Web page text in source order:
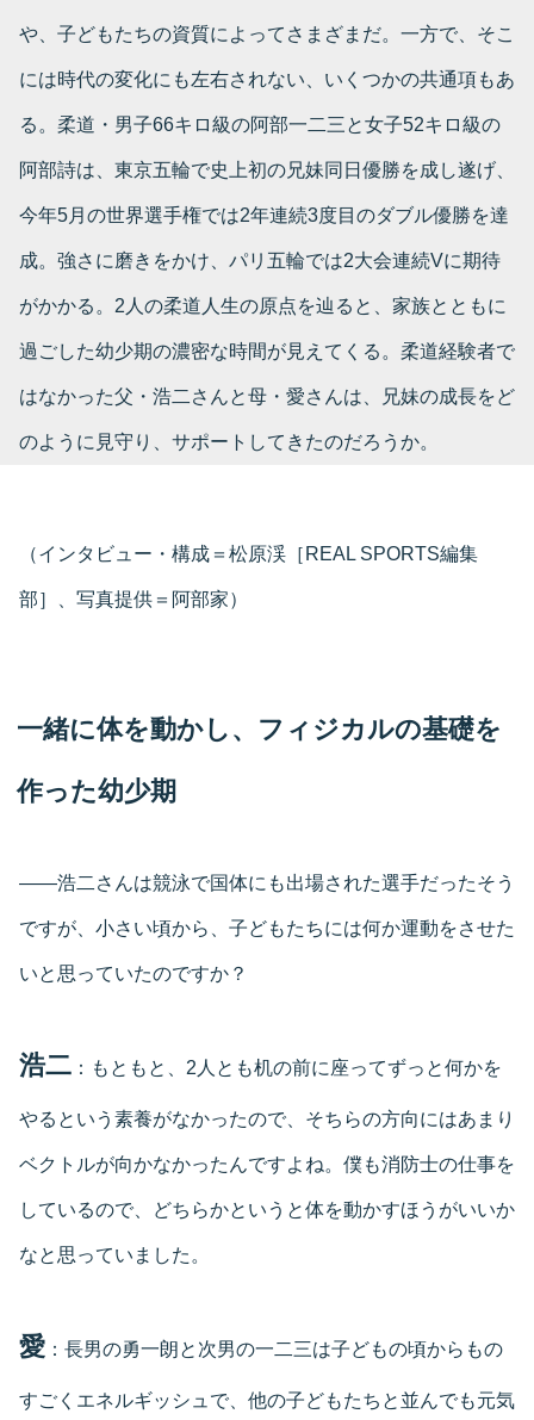
や、子どもたちの資質によってさまざまだ。一方で、そこ
には時代の変化にも左右されない、いくつかの共通項もあ
る。柔道・男子66キロ級の阿部一二三と女子52キロ級の
阿部詩は、東京五輪で史上初の兄妹同日優勝を成し遂げ、
今年5月の世界選手権では2年連続3度目のダブル優勝を達
成。強さに磨きをかけ、パリ五輪では2大会連続Vに期待
がかかる。2人の柔道人生の原点を辿ると、家族とともに
過ごした幼少期の濃密な時間が見えてくる。柔道経験者で
はなかった父・浩二さんと母・愛さんは、兄妹の成長をど
のように見守り、サポートしてきたのだろうか。
（インタビュー・構成＝松原渓［REAL SPORTS編集
部］、写真提供＝阿部家）
一緒に体を動かし、フィジカルの基礎を
作った幼少期
――浩二さんは競泳で国体にも出場された選手だったそう
ですが、小さい頃から、子どもたちには何か運動をさせた
いと思っていたのですか？
浩二 ：もともと、2人とも机の前に座ってずっと何かを
やるという素養がなかったので、そちらの方向にはあまり
ベクトルが向かなかったんですよね。僕も消防士の仕事を
しているので、どちらかというと体を動かすほうがいいか
なと思っていました。
愛 ：長男の勇一朗と次男の一二三は子どもの頃からもの
すごくエネルギッシュで、他の子どもたちと並んでも元気